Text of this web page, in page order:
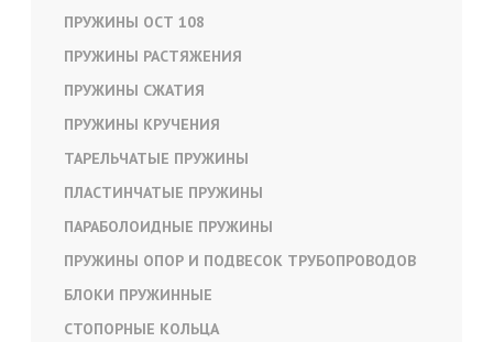
ПРУЖИНЫ ОСТ 108
ПРУЖИНЫ РАСТЯЖЕНИЯ
ПРУЖИНЫ СЖАТИЯ
ПРУЖИНЫ КРУЧЕНИЯ
ТАРЕЛЬЧАТЫЕ ПРУЖИНЫ
ПЛАСТИНЧАТЫЕ ПРУЖИНЫ
ПАРАБОЛОИДНЫЕ ПРУЖИНЫ
ПРУЖИНЫ ОПОР И ПОДВЕСОК ТРУБОПРОВОДОВ
БЛОКИ ПРУЖИННЫЕ
СТОПОРНЫЕ КОЛЬЦА